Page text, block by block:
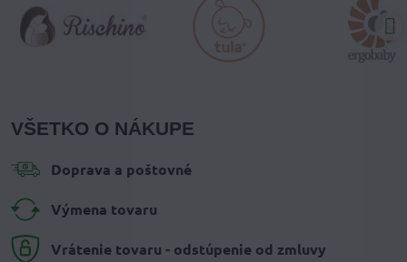
VŠETKO O NÁKUPE
Doprava a poštovné
Výmena tovaru
Vrátenie tovaru - odstúpenie od zmluvy